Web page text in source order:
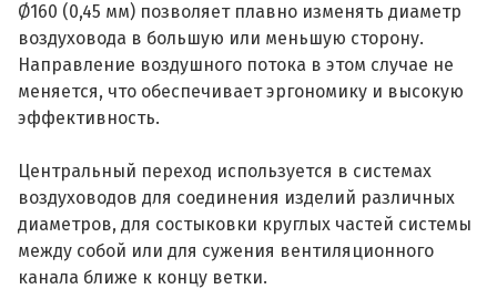
Ø160 (0,45 мм) позволяет плавно изменять диаметр
воздуховода в большую или меньшую сторону.
Направление воздушного потока в этом случае не
меняется, что обеспечивает эргономику и высокую
эффективность.
Центральный переход используется в системах
воздуховодов для соединения изделий различных
диаметров, для состыковки круглых частей системы
между собой или для сужения вентиляционного
канала ближе к концу ветки.